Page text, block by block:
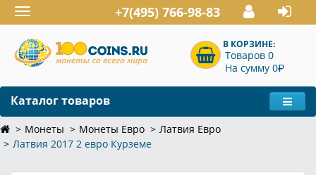
Toggle
navigation
+7(495) 766-98-83
В КОРЗИНЕ:
Товаров 0
На сумму 0P
Каталог товаров
Монеты Монеты Евро
Латвия Евро
Латвия 2017 2 евро Курземе